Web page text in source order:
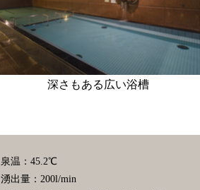
深さもある広い浴槽
泉温：45.2℃
湧出量：200l/min